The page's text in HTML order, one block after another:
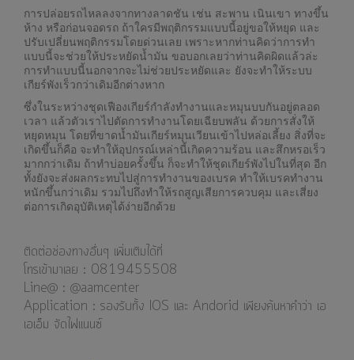
การปล่อยรถไหลลงจากทางลาดชัน เช่น สะพาน เนินเขา ทางขึ้น
ห้าง หรือก่อนจอดรถ ถ้าใครมีพฤติกรรมแบบนี้อยู่ขอให้หยุด และ
ปรับเปลี่ยนพฤติกรรมโดยด่วนเลย เพราะหากท่านคิดว่าการทำ
แบบนี้จะช่วยให้ประหยัดน้ำมัน ขอบอกเลยว่าท่านคิดผิดแล้วล่ะ
การทำแบบนี้นอกจากจะไม่ช่วยประหยัดและ ยังจะทำให้ระบบ
เกียร์พังเร็วกว่าเดิมอีกต่างหาก
ซึ่งในระหว่างชุดเฟืองเกียร์กำลังทำงานและหมุนบบกันอยู่ตลอด
เวลา แล้วตัวเราไปตัดการทำงานโดยเฉียบพลัน ด้วยการสั่งให้
หยุดหมุน โดยที่ขาดน้ำมันเกียร์หมุนเวียนเข้าไปหล่อเลี้ยง สิ่งที่จะ
เกิดขึ้นก็คือ จะทำให้อุปกรณ์เหล่านี้เกิดความร้อน และสึกหรอเร็ว
มากกว่าเดิม ถ้าทำบ่อยครั้งขึ้น ก็จะทำให้ชุดเกียร์พังไปในที่สุด อีก
ทั้งยังจะส่งผลกระทบไปสู่การทำงานของเบรค ทำให้เบรคทำงาน
หนักขึ้นกว่าเดิม รวมไปถึงทำให้รถสูญเสียการควบคุม และเสี่ยง
ต่อการเกิดอุบัติเหตุได้ง่ายอีกด้วย
ติดต่อช่องทางอื่นๆ เพิ่มเติมได้ที่
โทรเข้ามาเลย : 0819455508
Line@ : @aamcenter
⁣⁣⁣Application : รองรับทั้ง IOS และ Andorid เพียงค้นหาคำว่า เอ
เอเอ็ม จัดไฟแนนซ์